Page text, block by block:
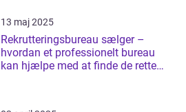
13 maj 2025
Rekrutteringsbureau sælger –
hvordan et professionelt bureau
kan hjælpe med at finde de rette